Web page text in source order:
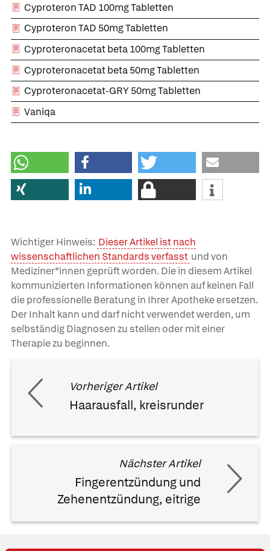
Cyproteron TAD 100mg Tabletten
Cyproteron TAD 50mg Tabletten
Cyproteronacetat beta 100mg Tabletten
Cyproteronacetat beta 50mg Tabletten
Cyproteronacetat-GRY 50mg Tabletten
Vaniqa
Wichtiger Hinweis: Dieser Artikel ist nach
wissenschaftlichen Standards verfasst und von
Mediziner*innen geprüft worden. Die in diesem Artikel
kommunizierten Informationen können auf keinen Fall
die professionelle Beratung in Ihrer Apotheke ersetzen.
Der Inhalt kann und darf nicht verwendet werden, um
selbständig Diagnosen zu stellen oder mit einer
Therapie zu beginnen.
Vorheriger Artikel
Haarausfall, kreisrunder
Nächster Artikel
Fingerentzündung und
Zehenentzündung, eitrige